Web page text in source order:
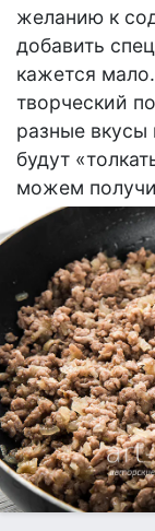
желанию к
добавить
кажется
творческий
разные вкусы
будут
можем